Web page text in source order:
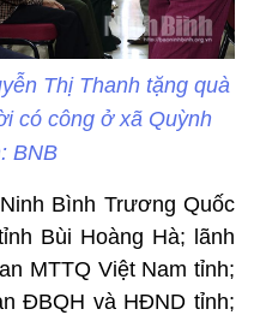
Thị Thanh tặng quà
có công ở xã Quỳnh
BNB
Bình Trương Quốc
Bùi Hoàng Hà; lãnh
MTTQ Việt Nam tỉnh;
ĐBQH và HĐND tỉnh;